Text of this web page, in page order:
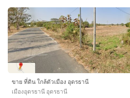
ขาย ที่ดิน ใกล้ตัวเมือง อุดรธานี
เมืองอุดรธานี อุดรธานี